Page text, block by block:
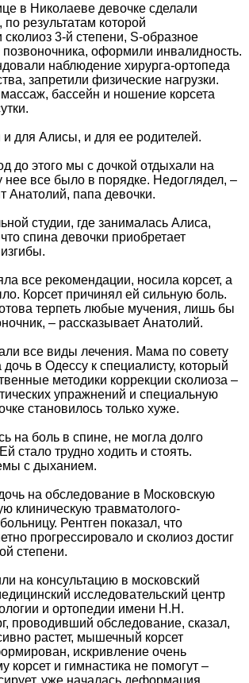
в Николаеве девочке сделали
результатам которой
сколиоз 3-й степени, S-образное
позвоночника, оформили инвалидность.
наблюдение хирурга-ортопеда
запретили физические нагрузки.
бассейн и ношение корсета
для Алисы, и для ее родителей.
до этого мы с дочкой отдыхали на
нее все было в порядке. Недоглядел, –
Анатолий, папа девочки.
студии, где занималась Алиса,
спина девочки приобретает
все рекомендации, носила корсет, а
Корсет причинял ей сильную боль.
терпеть любые мучения, лишь бы
– рассказывает Анатолий.
все виды лечения. Мама по совету
в Одессу к специалисту, который
методики коррекции сколиоза –
упражнений и специальную
становилось только хуже.
на боль в спине, не могла долго
стало трудно ходить и стоять.
с дыханием.
на обследование в Московскую
клиническую травматолого-
Рентген показал, что
прогрессировало и сколиоз достиг
степени.
на консультацию в московский
исследовательский центр
и ортопедии имени Н.Н.
проводивший обследование, сказал,
растет, мышечный корсет
искривление очень
корсет и гимнастика не помогут –
уже началась деформация